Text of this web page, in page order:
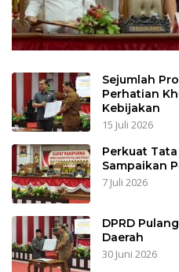
Sejumlah
Perhatian
Kebijakan
15 Juli 2026
Perkuat
Sampaikan
7 Juli 2026
DPRD
Daerah
30 Juni 2026